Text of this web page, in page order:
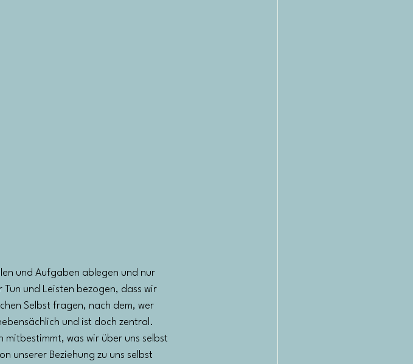
und Aufgaben ablegen und nur
Tun und Leisten bezogen, dass wir
Selbst fragen, nach dem, wer
und ist doch zentral.
was wir über uns selbst
unserer Beziehung zu uns selbst